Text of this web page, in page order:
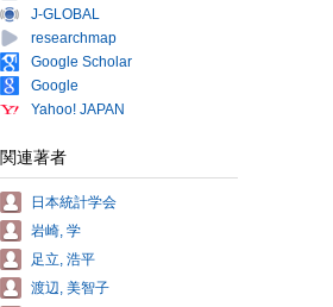
J-GLOBAL
researchmap
Google Scholar
Google
Yahoo! JAPAN
関連著者
日本統計学会
岩崎, 学
足立, 浩平
渡辺, 美智子